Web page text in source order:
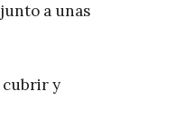
a unas
cubrir y